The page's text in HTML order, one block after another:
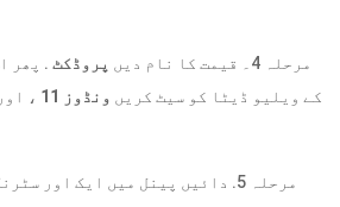
مرحلہ 4۔ قیمت کا نام دیں پروڈکٹ . پھر
کے ویلیو ڈیٹا کو سیٹ کریں ونڈوز 11 ،
مرحلہ 5. دائیں پینل میں ایک اور